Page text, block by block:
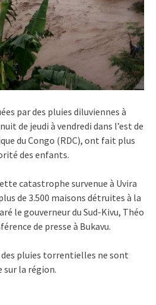
par des pluies diluviennes à
de jeudi à vendredi dans l’est de
du Congo (RDC), ont fait plus
des enfants.
catastrophe survenue à Uvira
de 3.500 maisons détruites à la
le gouverneur du Sud-Kivu, Théo
de presse à Bukavu.
des pluies torrentielles ne sont
sur la région.